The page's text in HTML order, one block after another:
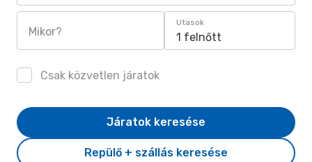
Mikor?
Utasok
1 felnőtt
Csak közvetlen járatok
Repülő + szállás keresése
Járatok keresése